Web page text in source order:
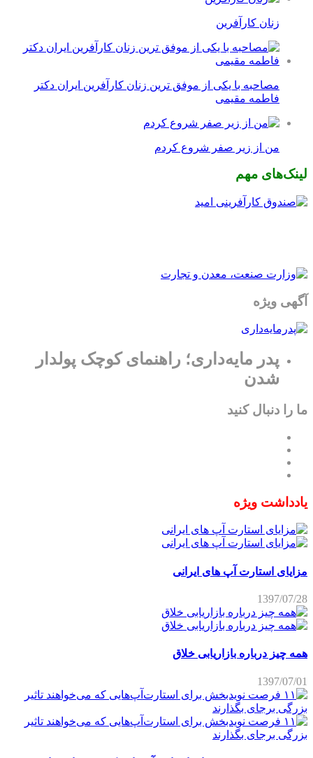
زنان کارآفرین
مصاحبه با یکی از موفق ترین زنان کارآفرین ایران دکتر
فاطمه مقیمی
من از زیر صفر شروع کردم
لینک‌های مهم
آگهی ویژه
پدر مایه‌داری؛ راهنمای کوچک پولدار
شدن
ما را دنبال کنید
یادداشت ویژه
مزایای استارت آپ های ایرانی
1397/07/28
همه چیز درباره بازاریابی خلاق
1397/07/01